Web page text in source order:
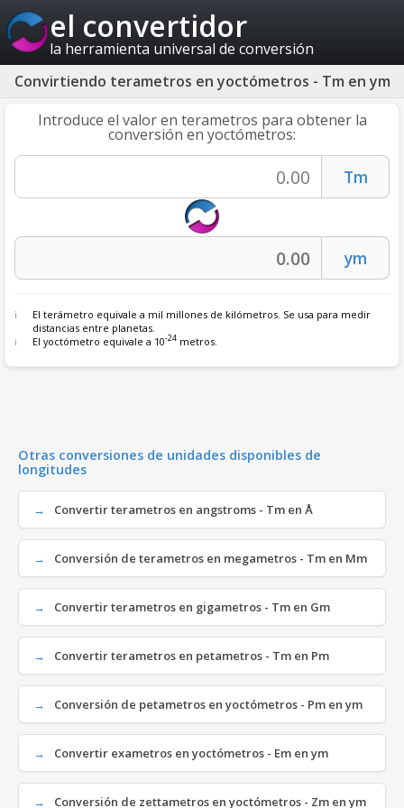
el convertidor
la herramienta universal de conversión
Convirtiendo terametros en yoctómetros - Tm en ym
Introduce el valor en terametros para obtener la
conversión en yoctómetros:
El terámetro equivale a mil millones de kilómetros. Se usa para medir
distancias entre planetas.
El yoctómetro equivale a 10-24 metros.
Otras conversiones de unidades disponibles de
longitudes
Convertir terametros en angstroms - Tm en Å
Conversión de terametros en megametros - Tm en Mm
Convertir terametros en gigametros - Tm en Gm
Convertir terametros en petametros - Tm en Pm
Conversión de petametros en yoctómetros - Pm en ym
Convertir exametros en yoctómetros - Em en ym
Conversión de zettametros en yoctómetros - Zm en ym